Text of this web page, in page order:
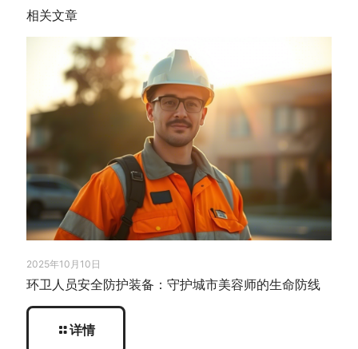
相关文章
2025年10月10日
环卫人员安全防护装备：守护城市美容师的生命防线
详情